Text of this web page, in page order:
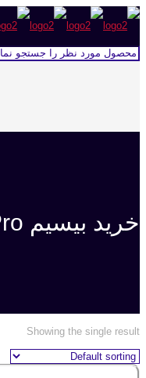
خرید بیسیم Starcom Pro
Showing the single result